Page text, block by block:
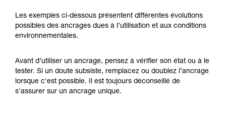
consulter. Vous devez avoir compris les
informations de la notice technique pour
pouvoir comprendre ce complément
Maîtriser ces techniques nécessite une
formation et un entraînement spécifique. Validez
avec un professionnel votre capacité à refaire
la manipulation, seul, en toute sécurité, avant
Les exemples ci-dessous présentent différentes évolutions
possibles des ancrages dues à l’utilisation et aux conditions
environnementales.
Avant d’utiliser un ancrage, pensez à vérifier son état ou à le
tester. Si un doute subsiste, remplacez ou doublez l’ancrage
lorsque c'est possible. Il est toujours déconseillé de
s'assurer sur un ancrage unique.